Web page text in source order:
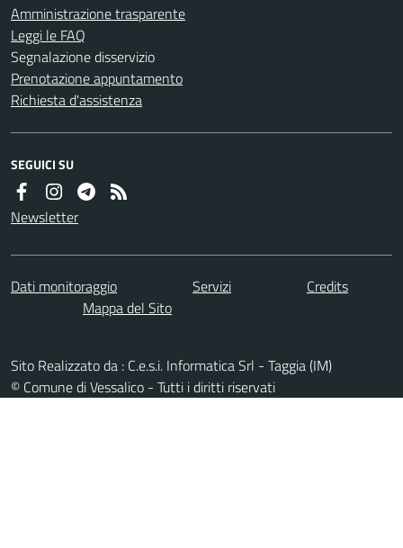
Amministrazione trasparente
Leggi le FAQ
Segnalazione disservizio
Prenotazione appuntamento
Richiesta d'assistenza
SEGUICI SU
Newsletter
Dati monitoraggio Servizi
Credits
Mappa del Sito
Sito Realizzato da : C.e.s.i. Informatica Srl - Taggia (IM)
© Comune di Vessalico - Tutti i diritti riservati